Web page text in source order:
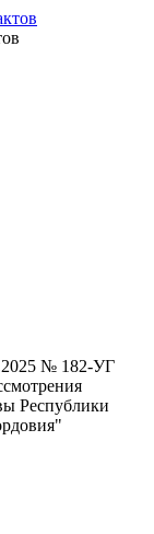
№ 182-УГ
Республики